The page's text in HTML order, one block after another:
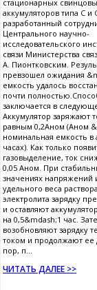
стационарных
аккумуляторов типа С и
разработанный
Центрального научно-
исследовательского
связи Министерства
А. Пионтковским.
превзошел ожидания
емкость удалось
почти
заключается в
Аккумулятор заряжают
равным 0,2Аном (Аном
номинальная емкость в
часах). Как только
газовыделение, ток
0,05 Аном. При
значениях напряжений
удельного веса раствора
электролита зарядку
и оставляют
на 0,5&mdash;1 час.
возобновляют зарядку
током и продолжают ее
пор, п...
ЧИТАТЬ ДАЛЕЕ >>